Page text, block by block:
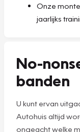
Onze
jaarlijks
No-
banden
U kunt ervan
Autohuis altijd
ongeacht welke